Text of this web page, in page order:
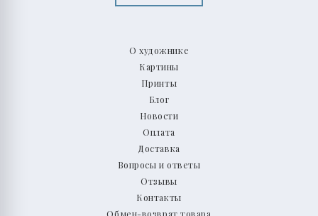
О художнике
Картины
Принты
Блог
Новости
Оплата
Доставка
Вопросы и ответы
Отзывы
Контакты
Обмен-возврат товара